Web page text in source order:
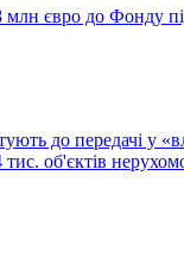
млн євро до Фонду
до передачі у
об'єктів